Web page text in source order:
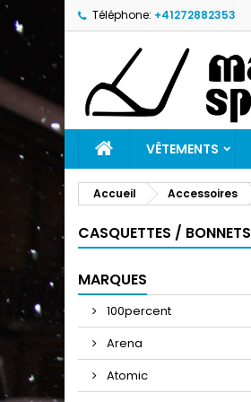
Téléphone: +41272882353
VÊTEMENTS
Accueil Accessoires
CASQUETTES / BONNETS
MARQUES
100percent
Arena
Atomic